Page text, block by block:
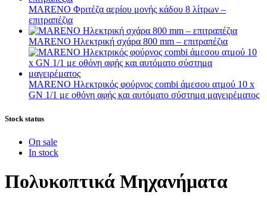
MARENO Φριτέζα αερίου μονής κάδου 8 λίτρων –
επιτραπέζια
MARENO Ηλεκτρική σχάρα 800 mm – επιτραπέζια
MARENO Ηλεκτρικός φούρνος combi άμεσου ατμού 10 x
GN 1/1 με οθόνη αφής και αυτόματο σύστημα μαγειρέματος
Stock status
On sale
In stock
Πολυκοπτικά Μηχανήματα